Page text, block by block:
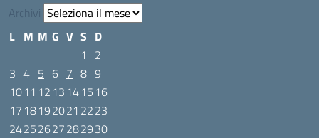
Archivi
L M M G V S D
1
2
3 4 5 6 7 8 9
1011 12 13 1415 16
17 18192021 2223
24252627282930